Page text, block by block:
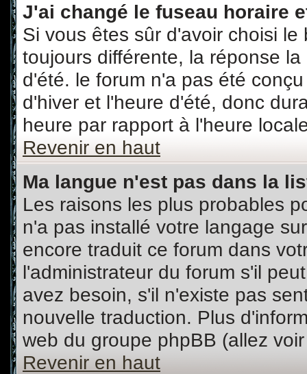
J'ai changé le fuseau horaire
Si vous êtes sûr d'avoir choisi
toujours différente, la réponse
d'été. le forum n'a pas été
d'hiver et l'heure d'été, donc
heure par rapport à l'heure
Revenir en haut
Ma langue n'est pas dans la
Les raisons les plus probables
n'a pas installé votre langage
encore traduit ce forum dans
l'administrateur du forum s'il
avez besoin, s'il n'existe pas
nouvelle traduction. Plus
web du groupe phpBB (allez
Revenir en haut